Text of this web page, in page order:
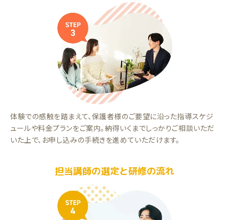
体験での感触を踏まえて、保護者様のご要望に沿った指導スケジ
ュールや料金プランをご案内。納得いくまでしっかりご相談いただ
いた上で、お申し込みの手続きを進めていただけます。
担当講師の選定と研修の流れ